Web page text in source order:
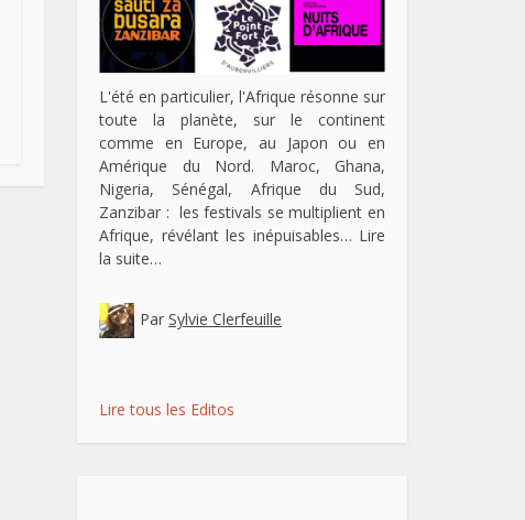
L'été en particulier, l'Afrique résonne sur
toute la planète, sur le continent
comme en Europe, au Japon ou en
Amérique du Nord. Maroc, Ghana,
Nigeria, Sénégal, Afrique du Sud,
Zanzibar : les festivals se multiplient en
Afrique, révélant les inépuisables… Lire
la suite…
Par Sylvie Clerfeuille
Lire tous les Editos